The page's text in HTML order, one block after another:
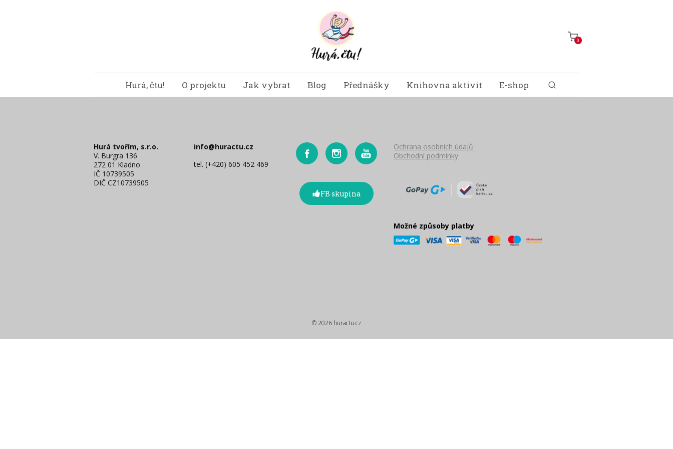
0
Hurá, čtu! O projektu Jak vybrat Blog Přednášky Knihovna aktivit E-shop
Hurá tvořím, s.r.o.
V. Burgra 136
272 01 Kladno
IČ 10739505
DIČ CZ10739505
info@huractu.cz
tel. (+420) 605 452 469
FB skupina
Ochrana osobních údajů
Obchodní podmínky
Možné způsoby platby
© 2026 huractu.cz